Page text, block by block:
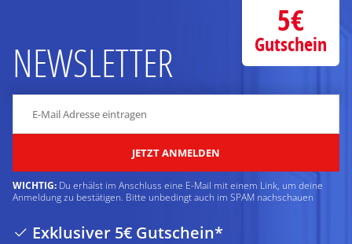
NEWSLETTER
JETZT ANMELDEN
WICHTIG: Du erhälst im Anschluss eine E-Mail mit einem Link, um deine
Anmeldung zu bestätigen. Bitte unbedingt auch im SPAM nachschauen
Exklusiver 5€ Gutschein*
5€
Gutschein